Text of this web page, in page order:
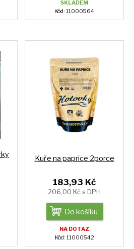
SKLADEM
Kód: 11000564
Kuře na paprice 2porce
183,93 Kč
206,00 Kč s DPH
Do košíku
NA DOTAZ
Kód: 11000542